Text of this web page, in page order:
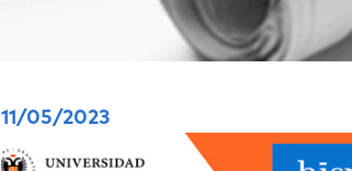
11/05/2023